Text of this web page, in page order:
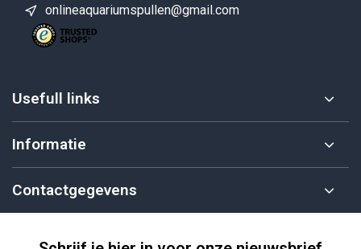
onlineaquariumspullen@gmail.com
Usefull links
Informatie
Contactgegevens